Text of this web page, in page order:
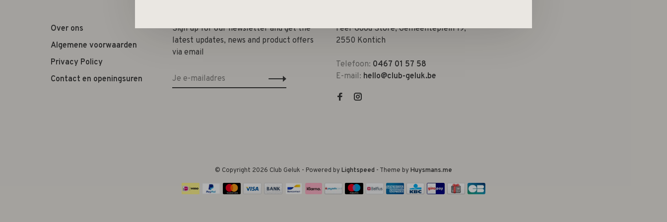
Over ons
Algemene voorwaarden
Privacy Policy
Contact en openingsuren
Sign up for our newsletter and get the
latest updates, news and product offers
via email
Feel-Good Store, Gemeenteplein 19,
2550 Kontich
Telefoon: 0467 01 57 58
E-mail: hello@club-geluk.be
© Copyright 2026 Club Geluk - Powered byLightspeed - Theme byHuysmans.me